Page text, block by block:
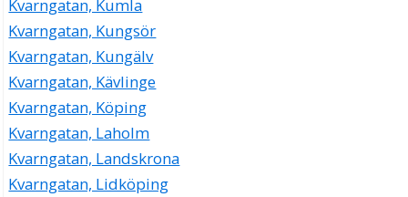
Kvarngatan, Kumla
Kvarngatan, Kungsör
Kvarngatan, Kungälv
Kvarngatan, Kävlinge
Kvarngatan, Köping
Kvarngatan, Laholm
Kvarngatan, Landskrona
Kvarngatan, Lidköping